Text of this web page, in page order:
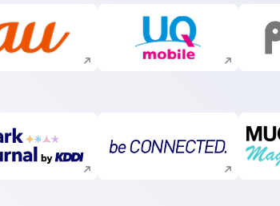
新規ウィンドウで開く 新規ウィンドウで開く
新規ウィンドウで開く 新規ウィンドウで開く